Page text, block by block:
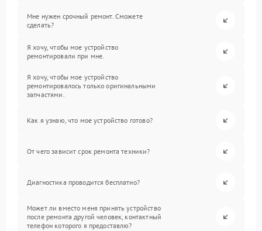
Мне нужен срочный ремонт. Сможете
сделать?
Я хочу, чтобы мое устройство
ремонтировали при мне.
Я хочу, чтобы мое устройство
ремонтировалось только оригинальными
запчастями.
Как я узнаю, что мое устройство готово?
От чего зависит срок ремонта техники?
Диагностика проводится бесплатно?
Может ли вместо меня принять устройство
после ремонта другой человек, контактный
телефон которого я предоставлю?